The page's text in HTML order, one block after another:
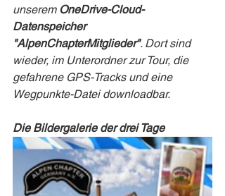
unserem OneDrive-Cloud-
Datenspeicher
"AlpenChapterMitglieder". Dort sind
wieder, im Unterordner zur Tour, die
gefahrene GPS-Tracks und eine
Wegpunkte-Datei downloadbar.
Die Bildergalerie der drei Tage